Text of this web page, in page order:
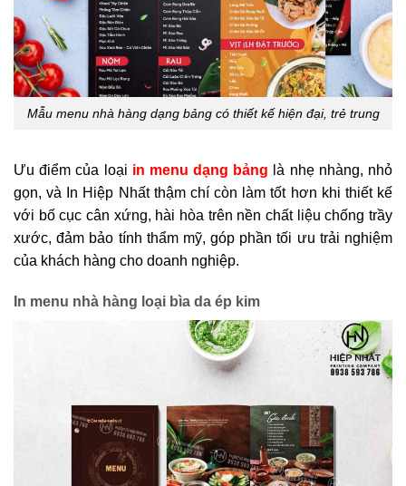
Mẫu menu nhà hàng dạng bảng có thiết kế hiện đại, trẻ trung
Ưu điểm của loại in menu dạng bảng là nhẹ nhàng, nhỏ
gọn, và In Hiệp Nhất thậm chí còn làm tốt hơn khi thiết kế
với bố cục cân xứng, hài hòa trên nền chất liệu chống trầy
xước, đảm bảo tính thẩm mỹ, góp phần tối ưu trải nghiệm
của khách hàng cho doanh nghiệp.
In menu nhà hàng loại bìa da ép kim